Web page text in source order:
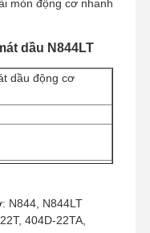
mòn động cơ nhanh
dầu N844LT
dầu động cơ
TNT/FedEx
N844, N844LT
404D-22TA,